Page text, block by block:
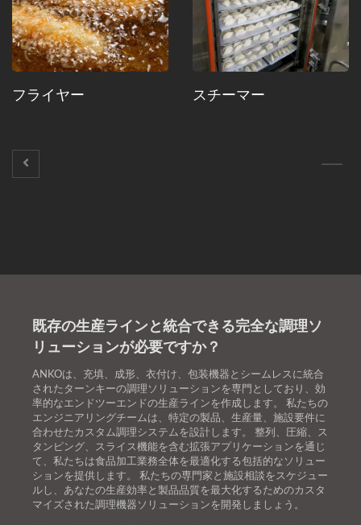
フライヤー スチーマー
既存の生産ラインと統合できる完全な調理ソ
リューションが必要ですか？
ANKOは、充填、成形、衣付け、包装機器とシームレスに統合
されたターンキーの調理ソリューションを専門としており、効
率的なエンドツーエンドの生産ラインを作成します。 私たちの
エンジニアリングチームは、特定の製品、生産量、施設要件に
合わせたカスタム調理システムを設計します。 整列、圧縮、ス
タンピング、スライス機能を含む拡張アプリケーションを通じ
て、私たちは食品加工業務全体を最適化する包括的なソリュー
ションを提供します。 私たちの専門家と施設相談をスケジュー
ルし、あなたの生産効率と製品品質を最大化するためのカスタ
マイズされた調理機器ソリューションを開発しましょう。